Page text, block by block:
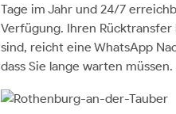
Tage im Jahr und 24/7
Verfügung. Ihren
sind, reicht eine WhatsApp
dass Sie lange warten müssen.